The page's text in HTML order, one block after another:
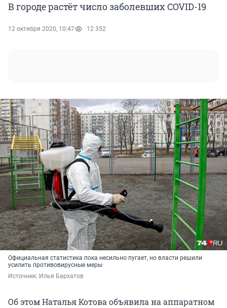
В городе растёт число заболевших COVID-19
12 октября 2020, 10:47 12 352
Официальная статистика пока несильно пугает, но власти решили
усилить противовирусные меры
Источник: Илья Бархатов
Об этом Наталья Котова объявила на аппаратном